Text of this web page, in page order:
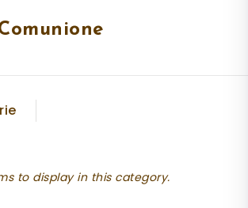
to display in this category.